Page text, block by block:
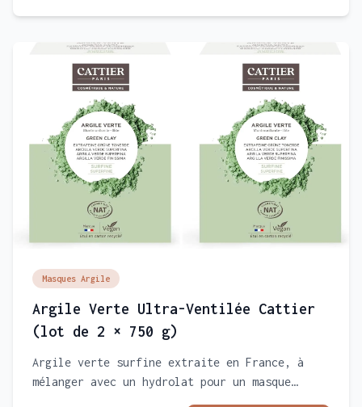
Masques Argile
Argile Verte Ultra-Ventilée Cattier
(lot de 2 × 750 g)
Argile verte surfine extraite en France, à
mélanger avec un hydrolat pour un masque